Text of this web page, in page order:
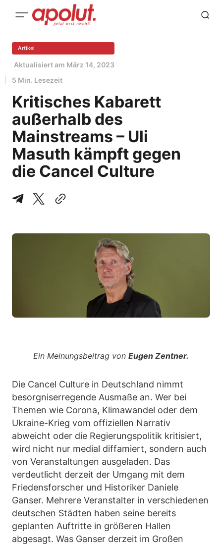
Artikel
Aktualisiert am März 14, 2023
5 Min. Lesezeit
Kritisches Kabarett
außerhalb des
Mainstreams – Uli
Masuth kämpft gegen
die Cancel Culture
Ein Meinungsbeitrag von Eugen Zentner.
Die Cancel Culture in Deutschland nimmt
besorgniserregende Ausmaße an. Wer bei
Themen wie Corona, Klimawandel oder dem
Ukraine-Krieg vom offiziellen Narrativ
abweicht oder die Regierungspolitik kritisiert,
wird nicht nur medial diffamiert, sondern auch
von Veranstaltungen ausgeladen. Das
verdeutlicht derzeit der Umgang mit dem
Friedensforscher und Historiker Daniele
Ganser. Mehrere Veranstalter in verschiedenen
deutschen Städten haben seine bereits
geplanten Auftritte in größeren Hallen
abgesagt. Was Ganser derzeit im Großen